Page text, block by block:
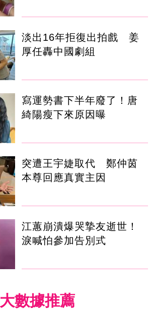
淡出16年拒復出拍戲 姜
厚任轟中國劇組
寫運勢書下半年廢了！唐
綺陽瘦下來原因曝
突遭王宇婕取代 鄭仲茵
本尊回應真實主因
江蕙崩潰爆哭摯友逝世！
淚喊怕參加告別式
大數據推薦